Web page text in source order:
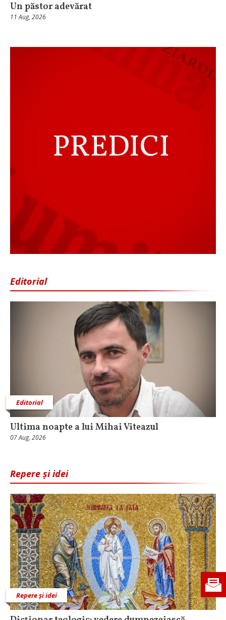
Un păstor adevărat
11 Aug, 2026
Editorial
Editorial
Ultima noapte a lui Mihai Viteazul
07 Aug, 2026
Repere și idei
Repere și idei